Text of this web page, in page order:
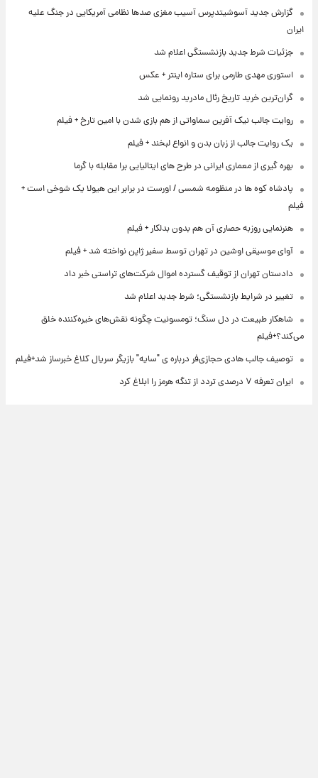
گزارش جدید آسوشیتدپرس آسیب مغزی صدها نظامی آمریکایی در جنگ علیه
ایران
جزئیات شرط جدید بازنشستگی اعلام شد
استوری مهدی طارمی برای ستاره اینتر + عکس
گران‌ترین خرید تاریخ رئال مادرید رونمایی شد
روایت جالب نیک آفرین سماواتی از هم بازی شدن با امین تارخ + فیلم
یک روایت جالب از زبان بدن و انواع لبخند + فیلم
بهره گیری از معماری ایرانی در طرح های ایتالیایی برا مقابله با گرما
پادشاه کوه ها در منظومه شمسی / اورست در برابر این هیولا یک شوخی است +
فیلم
هنرنمایی روزبه حصاری آن هم بدون بدلکار + فیلم
آوای موسیقی اوشین در تهران توسط سفیر ژاپن نواخته شد + فیلم
دادستان تهران از توقیف گسترده اموال شرکت‌های تراستی خبر داد
تغییر در شرایط بازنشستگی؛ شرط جدید اعلام شد
شاهکار طبیعت در دل سنگ؛ تومسونیت چگونه نقش‌های خیره‌کننده خلق
می‌کند؟+فیلم
توصیف جالب هادی حجازی‌فر درباره ی "سایه" بازیگر سریال کلاغ خبرساز شد+فیلم
ایران تعرفه ۷ درصدی تردد از تنگه هرمز را ابلاغ کرد